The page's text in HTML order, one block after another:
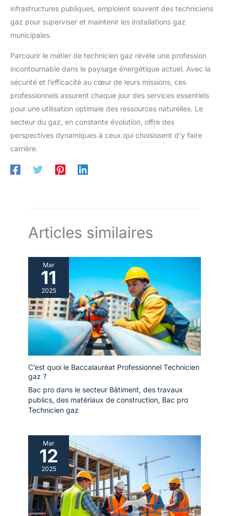
infrastructures publiques, emploient souvent des techniciens
gaz pour superviser et maintenir les installations gaz
municipales.
Parcourir le métier de technicien gaz révèle une profession
incontournable dans le paysage énergétique actuel. Avec la
sécurité et l’efficacité au cœur de leurs missions, ces
professionnels assurent chaque jour des services essentiels
pour une utilisation optimale des ressources naturelles. Le
secteur du gaz, en constante évolution, offre des
perspectives dynamiques à ceux qui choisissent d’y faire
carrière.
Articles similaires
Mar
11
2025
C’est quoi le Baccalauréat Professionnel Technicien
gaz ?
Bac pro dans le secteur Bâtiment, des travaux
publics, des matériaux de construction, Bac pro
Technicien gaz
Mar
12
2025